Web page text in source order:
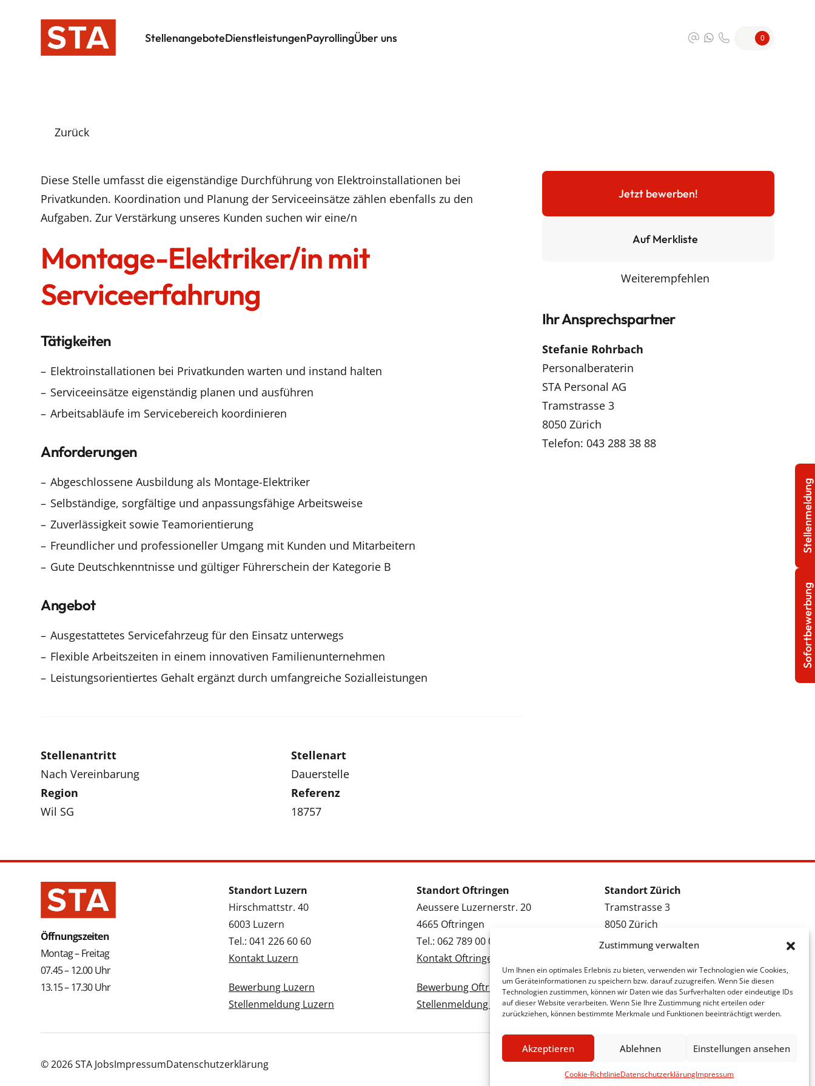
Zustimmung verwalten
Um Ihnen ein optimales Erlebnis zu bieten, verwenden wir Technologien wie Cookies,
um Geräteinformationen zu speichern bzw. darauf zuzugreifen. Wenn Sie diesen
Technologien zustimmen, können wir Daten wie das Surfverhalten oder eindeutige IDs
auf dieser Website verarbeiten. Wenn Sie Ihre Zustimmung nicht erteilen oder
zurückziehen, können bestimmte Merkmale und Funktionen beeinträchtigt werden.
Akzeptieren Ablehnen Einstellungen ansehen
Cookie-RichtlinieDatenschutzerklärungImpressum
StellenangeboteDienstleistungenPayrollingÜber uns 0
Zurück
Diese Stelle umfasst die eigenständige Durchführung von Elektroinstallationen bei
Privatkunden. Koordination und Planung der Serviceeinsätze zählen ebenfalls zu den
Aufgaben. Zur Verstärkung unseres Kunden suchen wir eine/n
Montage-Elektriker/in mit
Serviceerfahrung
Tätigkeiten
Elektroinstallationen bei Privatkunden warten und instand halten
Serviceeinsätze eigenständig planen und ausführen
Arbeitsabläufe im Servicebereich koordinieren
Anforderungen
Abgeschlossene Ausbildung als Montage-Elektriker
Selbständige, sorgfältige und anpassungsfähige Arbeitsweise
Zuverlässigkeit sowie Teamorientierung
Freundlicher und professioneller Umgang mit Kunden und Mitarbeitern
Gute Deutschkenntnisse und gültiger Führerschein der Kategorie B
Angebot
Ausgestattetes Servicefahrzeug für den Einsatz unterwegs
Flexible Arbeitszeiten in einem innovativen Familienunternehmen
Leistungsorientiertes Gehalt ergänzt durch umfangreiche Sozialleistungen
Stellenantritt
Nach Vereinbarung
Stellenart
Dauerstelle
Region
Wil SG
Referenz
18757
Jetzt bewerben!
Auf Merkliste
Weiterempfehlen
Ihr Ansprechspartner
Stefanie Rohrbach
Personalberaterin
STA Personal AG
Tramstrasse 3
8050 Zürich
Telefon: 043 288 38 88
Öffnungszeiten
Montag – Freitag
07.45 – 12.00 Uhr
13.15 – 17.30 Uhr
Standort Luzern
Hirschmattstr. 40
6003 Luzern
Tel.: 041 226 60 60
Kontakt Luzern
Bewerbung Luzern
Stellenmeldung Luzern
Standort Oftringen
Aeussere Luzernerstr. 20
4665 Oftringen
Tel.: 062 789 00 00
Kontakt Oftringen
Bewerbung Oftringen
Stellenmeldung Oftringen
Standort Zürich
Tramstrasse 3
8050 Zürich
Tel.: 043 288 38 88
Bewerbung Zürich
Stellenmeldung Zürich
© 2026 STA JobsImpressumDatenschutzerklärung
Sofortbewerbung
Stellenmeldung